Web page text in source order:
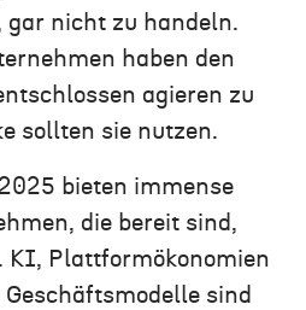
gar nicht zu handeln.
haben den
agieren zu
sollten sie nutzen.
bieten immense
die bereit sind,
KI, Plattformökonomien
sind